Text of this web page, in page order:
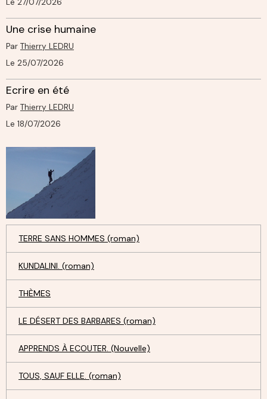
Le 27/07/2026
Une crise humaine
Par Thierry LEDRU
Le 25/07/2026
Ecrire en été
Par Thierry LEDRU
Le 18/07/2026
TERRE SANS HOMMES (roman)
KUNDALINI. (roman)
THÈMES
LE DÉSERT DES BARBARES (roman)
APPRENDS À ECOUTER. (Nouvelle)
TOUS, SAUF ELLE. (roman)